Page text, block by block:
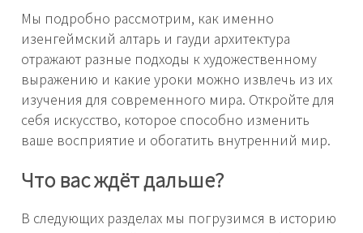
Мы подробно рассмотрим, как именно
изенгеймский алтарь и гауди архитектура
отражают разные подходы к художественному
выражению и какие уроки можно извлечь из их
изучения для современного мира. Откройте для
себя искусство, которое способно изменить
ваше восприятие и обогатить внутренний мир.
Что вас ждёт дальше?
В следующих разделах мы погрузимся в историю